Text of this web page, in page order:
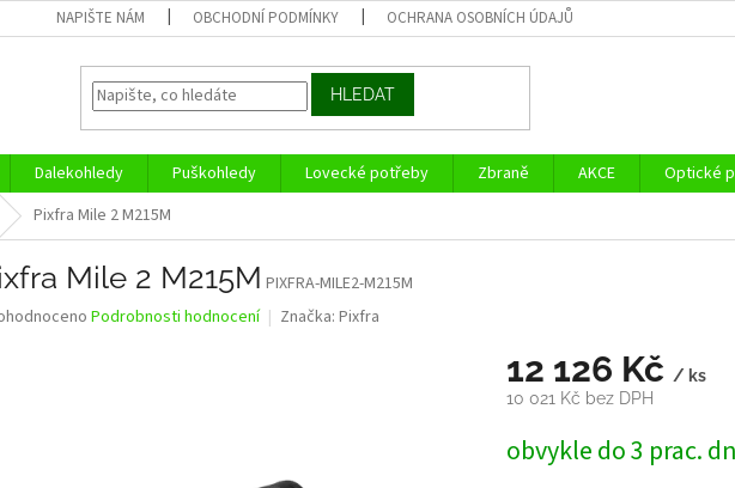
NAPIŠTE NÁM OBCHODNÍ PODMÍNKY OCHRANA OSOBNÍCH ÚDAJŮ ZÁSADY
HLEDAT
Dalekohledy Puškohledy Lovecké potřeby Zbraně AKCE Optické
Pixfra Mile 2 M215M
Mile 2 M215M PIXFRA-MILE2-M215M
Podrobnosti hodnocení Značka: Pixfra
12 126 Kč / ks
10 021 Kč bez DPH
cena:
obvykle do 3 prac.